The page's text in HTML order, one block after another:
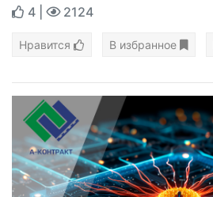
4 2124
Нравится В избранное